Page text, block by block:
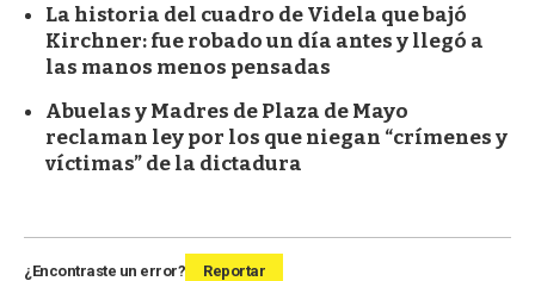
La historia del cuadro de Videla que bajó
Kirchner: fue robado un día antes y llegó a
las manos menos pensadas
Abuelas y Madres de Plaza de Mayo
reclaman ley por los que niegan “crímenes y
víctimas” de la dictadura
¿Encontraste un error? Reportar